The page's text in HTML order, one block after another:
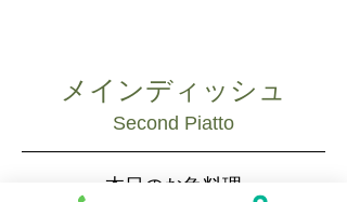
メインディッシュ
Second Piatto
本日のお魚料理